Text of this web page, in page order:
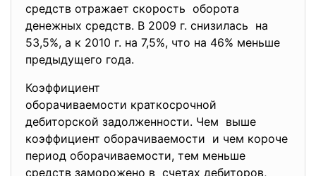
средств отражает скорость оборота
денежных средств. В 2009 г. снизилась на
53,5%, а к 2010 г. на 7,5%, что на 46% меньше
предыдущего года.
Коэффициент
оборачиваемости краткосрочной
дебиторской задолженности. Чем выше
коэффициент оборачиваемости и чем короче
период оборачиваемости, тем меньше
средств заморожено в счетах дебиторов,